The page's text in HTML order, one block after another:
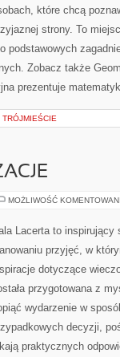
które chcą
strony. To
podstawowych
Zobacz także
prezentuje
MOŻLIWOŚĆ
Lacerta to inspirujący
przyjęć, w
dotyczące
przygotowana z
wydarzenie w
decyzji,
praktycznych